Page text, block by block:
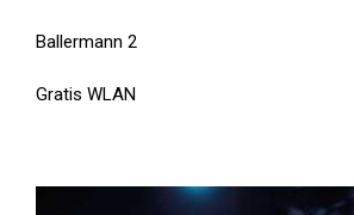
Ballermann 2
Gratis WLAN